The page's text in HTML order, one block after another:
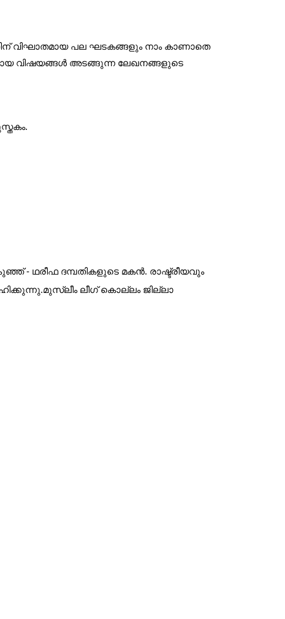
വിഘാതമായ പല ഘടകങ്ങളും നാം കാണാതെ
വിഷയങ്ങള്‍ അടങ്ങുന്ന ലേഖനങ്ങളുടെ
ഥരീഫ ദമ്പതികളുടെ മകന്‍. രാഷ്ട്രീയവും
ലീഗ് കൊല്ലം ജില്ലാ